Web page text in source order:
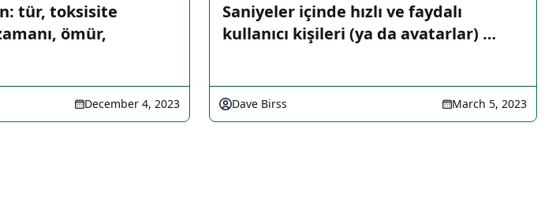
tür, toksisite
ömür,
December 4, 2023
Saniyeler içinde hızlı ve faydalı
kullanıcı kişileri (ya da avatarlar) …
Dave Birss March 5, 2023